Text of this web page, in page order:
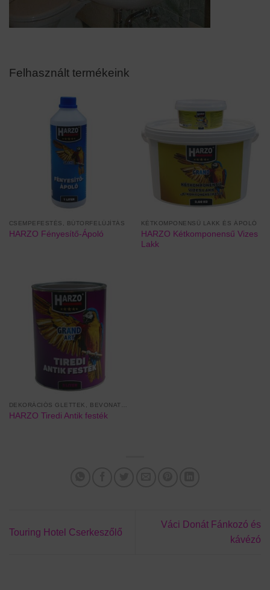
Felhasznált termékeink
CSEMPEFESTÉS, BÚTORFELÚJÍTÁS
HARZO Fényesítő-Ápoló
KÉTKOMPONENSŰ LAKK ÉS ÁPOLÓ
HARZO Kétkomponensű Vizes
Lakk
HARZO Tiredi Antik festék
Touring Hotel Cserkeszőlő
Váci Donát Fánkozó és
kávézó